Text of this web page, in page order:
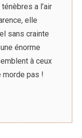
a l’air
elle
sans crainte
énorme
à ceux
morde pas !